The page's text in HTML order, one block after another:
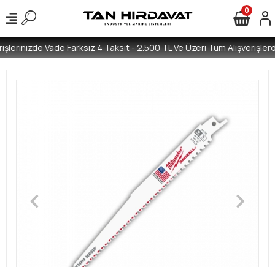
Vade Farksız 4 Taksit - 2.500 TL Ve Üzeri Tüm
0